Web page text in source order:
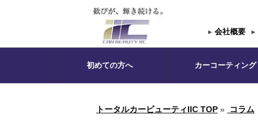
▸ 会社概要 ▸
初めての方へ カーコーティング
トータルカービューティIIC TOP » コラム